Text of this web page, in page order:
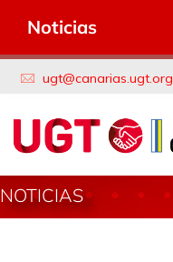
ugt@canarias.ugt.org
NOTICIAS
Noticias